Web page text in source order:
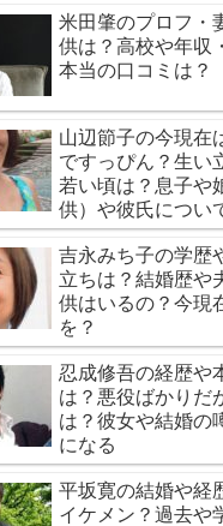
米田肇のプロフ・
供は？高校や年収
本当の口コミは？
山辺節子の今現在
ですっぴん？生い
若い頃は？息子や
供）や彼氏につい
吉永みち子の学歴
立ちは？結婚歴や
供はいるの？今現
を？
忍成修吾の経歴や
は？悪役ばかりだ
は？彼女や結婚の
になる
平坂寛の結婚や経
イケメン？過去や